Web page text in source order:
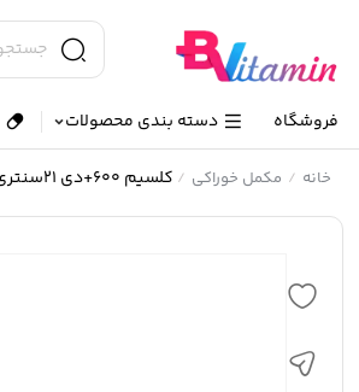
فروشگاه دسته بندی محصولات
خانه / مکمل خوراکی / کلسیم 600+دی 21سنتری